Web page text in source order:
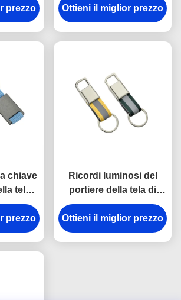
zinco
inciso
prezzo
del metallo dell'ABS del
trapezio
Ottieni il miglior prezzo
chiave
tela
del
di
prezzo
Ricordi luminosi del
portiere della tela di
spessore dei
portachiavi a anello
9mm del gancio della
Ottieni il miglior prezzo